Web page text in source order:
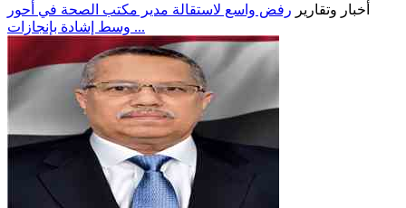
أخبار وتقارير رفض واسع لاستقالة مدير مكتب الصحة في أحور
وسط إشادة بإنجازات ...